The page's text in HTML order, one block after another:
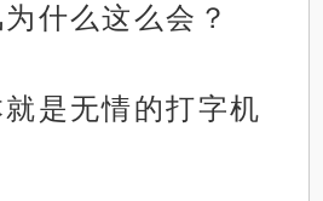
什么这么会？
是无情的打字机